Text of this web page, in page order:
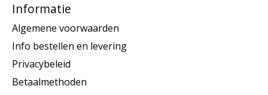
Informatie
Algemene voorwaarden
Info bestellen en levering
Privacybeleid
Betaalmethoden